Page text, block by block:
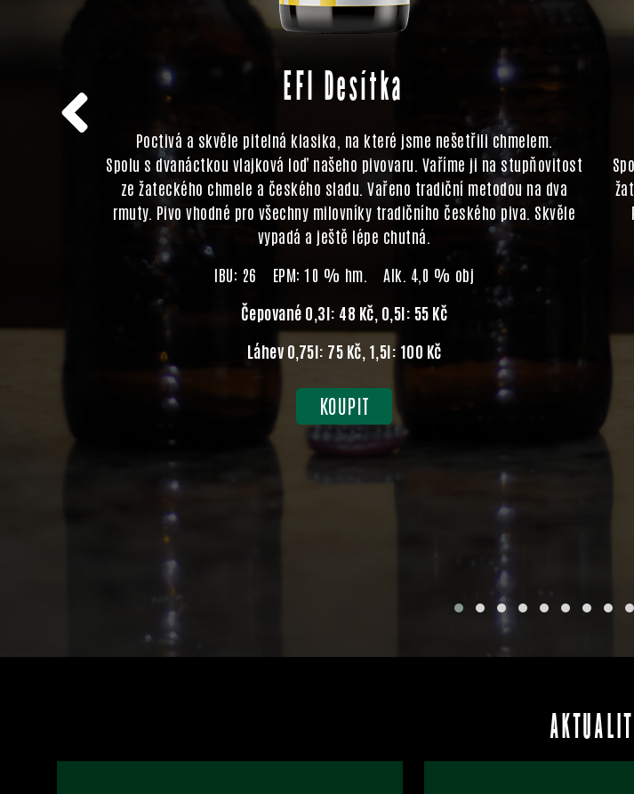
EFI Desítka
Poctivá a skvěle pitelná klasika, na které jsme nešetřili chmelem.
Spolu s dvanáctkou vlajková loď našeho pivovaru. Vaříme ji na stupňovitost
ze žateckého chmele a českého sladu. Vařeno tradiční metodou na dva
rmuty. Pivo vhodné pro všechny milovníky tradičního českého piva. Skvěle
vypadá a ještě lépe chutná.
IBU: 26 EPM: 10 % hm. Alk. 4,0 % obj
Čepované 0,3l: 48 Kč, 0,5l: 55 Kč
Láhev 0,75l: 75 Kč, 1,5l: 100 Kč
KOUPIT